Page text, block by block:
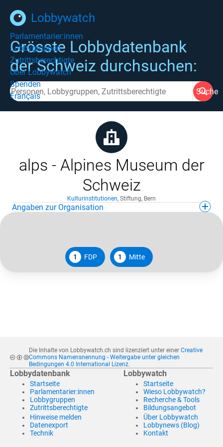
Lobbywatch
Parlamentarier:innen
Lobbygruppen
Zutrittsberechtigte
Über Lobbywatch
Spenden
Français
Grösste Lobbydatenbank
der Schweiz durchsuchen:
Suche
alps - Alpines Museum der
Schweiz
Kulturinstitutionen, Stiftung, Bern
Angaben zur Organisation
1 FDP 1 Mitte
Die Inhalte von Lobbywatch.ch sind lizenziert unter einer Creative
Commons Namensnennung - Weitergabe unter gleichen
Bedingungen 4.0 International Lizenz.
Lobbydatenbank
Startseite
Parlamentarier:innen
Lobbygruppen
Zutrittsberechtigte
Hinweise melden
Datenexport
Technik
Lobbywatch
Startseite
Wieso Lobbywatch?
Recherche & Tools
Bildungsangebot
Über Lobbywatch
Lobbynews (Blog)
Kontakt